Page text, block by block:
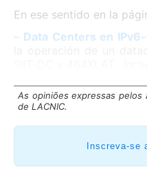
En ese sentido en la
Data Centers en
As opiniões expressas
de LACNIC.
Inscreva-se